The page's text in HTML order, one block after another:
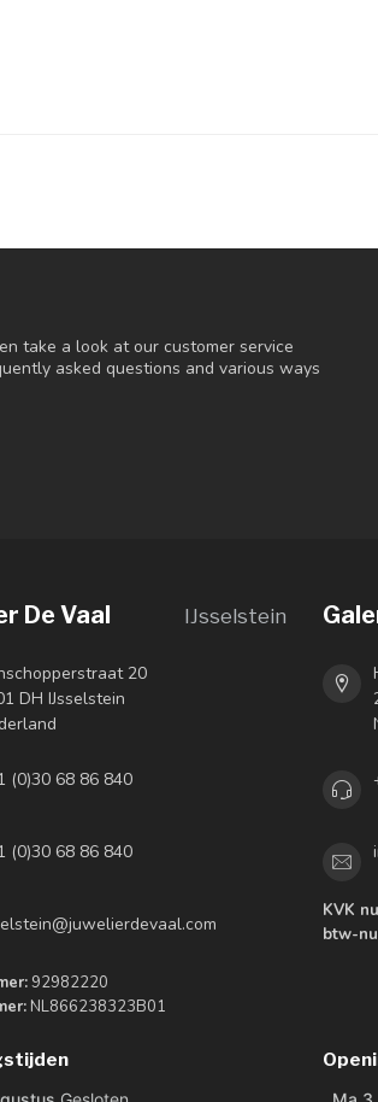
take a look at our customer service
asked questions and various ways
De Vaal IJsselstein
20
DH IJsselstein
(0)30 68 86 840
(0)30 68 86 840
92982220
NL866238323B01
KVK
btw-